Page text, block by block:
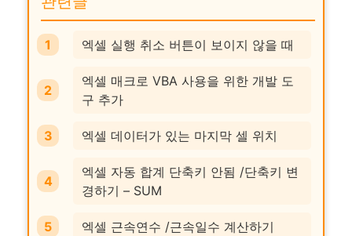
엑셀 실행 취소 버튼이 보이지 않을 때
엑셀 매크로 VBA 사용을 위한 개발 도
구 추가
엑셀 데이터가 있는 마지막 셀 위치
엑셀 자동 합계 단축키 안됨 /단축키 변
경하기 – SUM
엑셀 근속연수 /근속일수 계산하기